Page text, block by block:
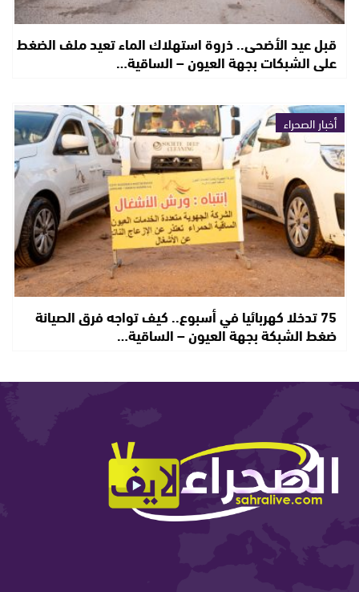
قبل عيد الأضحى.. ذروة استهلاك الماء تعيد ملف الضغط
على الشبكات بجهة العيون – الساقية…
أخبار الصحراء
75 تدخلا كهربائيا في أسبوع.. كيف تواجه فرق الصيانة
ضغط الشبكة بجهة العيون – الساقية…